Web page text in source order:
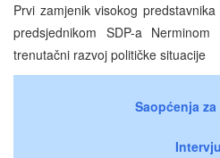
Prvi zamjenik visokog
predsjednikom SDP-a
trenutačni razvoj političke situacije
Saopćenja